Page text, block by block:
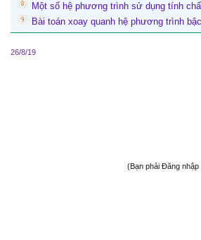
Một số hệ phương trình sử dụng tính
Bài toán xoay quanh hệ phương trình
26/8/19
(Bạn phải Đăng